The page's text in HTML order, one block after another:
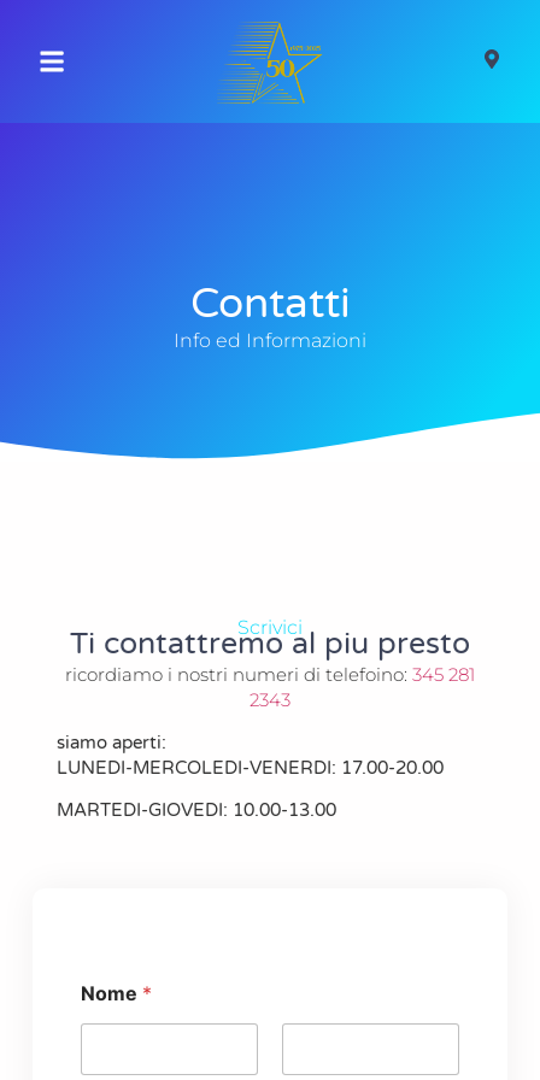
Contatti
Info ed Informazioni
Nome *
Scrivici
Ti contattremo al piu presto
ricordiamo i nostri numeri di telefoino: 345 281
2343
siamo aperti:
LUNEDI-MERCOLEDI-VENERDI: 17.00-20.00
MARTEDI-GIOVEDI: 10.00-13.00